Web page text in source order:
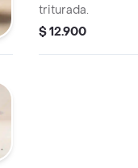
triturada.
$ 12.900